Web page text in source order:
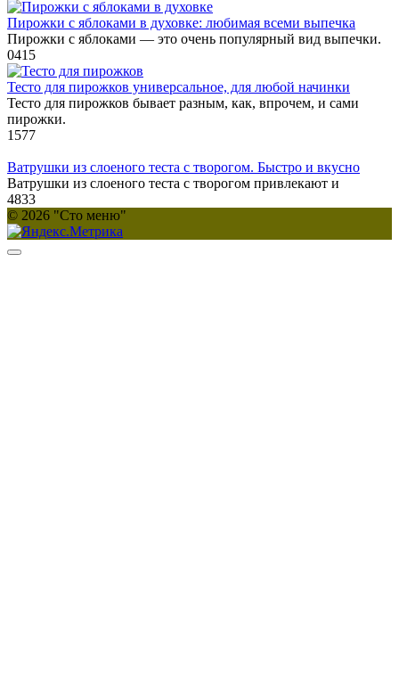
Пирожки с яблоками в духовке: любимая всеми выпечка
Пирожки с яблоками — это очень популярный вид выпечки.
0415
Тесто для пирожков универсальное, для любой начинки
Тесто для пирожков бывает разным, как, впрочем, и сами
пирожки.
1577
Ватрушки из слоеного теста с творогом. Быстро и вкусно
Ватрушки из слоеного теста с творогом привлекают и
4833
© 2026 "Сто меню"